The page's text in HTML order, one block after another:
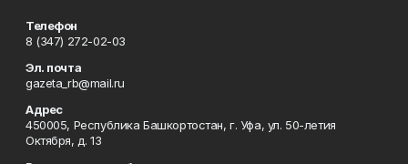
Телефон
8 (347) 272-02-03
Эл. почта
gazeta_rb@mail.ru
Адрес
450005, Республика Башкортостан, г. Уфа, ул. 50-летия
Октября, д. 13